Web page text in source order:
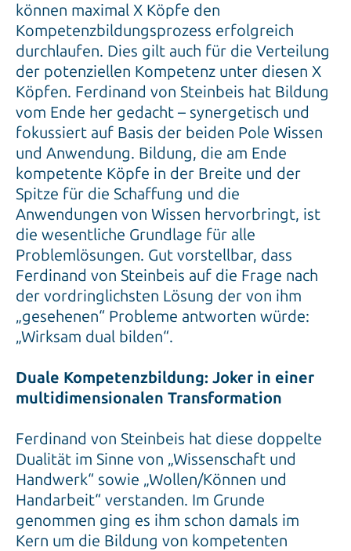
können maximal X Köpfe den
Kompetenzbildungsprozess erfolgreich
durchlaufen. Dies gilt auch für die Verteilung
der potenziellen Kompetenz unter diesen X
Köpfen. Ferdinand von Steinbeis hat Bildung
vom Ende her gedacht – synergetisch und
fokussiert auf Basis der beiden Pole Wissen
und Anwendung. Bildung, die am Ende
kompetente Köpfe in der Breite und der
Spitze für die Schaffung und die
Anwendungen von Wissen hervorbringt, ist
die wesentliche Grundlage für alle
Problemlösungen. Gut vorstellbar, dass
Ferdinand von Steinbeis auf die Frage nach
der vordringlichsten Lösung der von ihm
„gesehenen“ Probleme antworten würde:
„Wirksam dual bilden“.
Duale Kompetenzbildung: Joker in einer
multidimensionalen Transformation
Ferdinand von Steinbeis hat diese doppelte
Dualität im Sinne von „Wissenschaft und
Handwerk“ sowie „Wollen/Können und
Handarbeit“ verstanden. Im Grunde
genommen ging es ihm schon damals im
Kern um die Bildung von kompetenten